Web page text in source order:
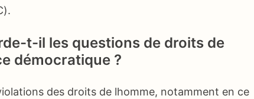
t-il les questions de droits de
démocratique ?
des droits de lhomme, notamment en ce